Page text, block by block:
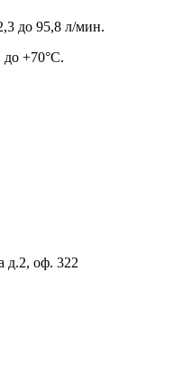
до 95,8 л/мин.
+70°С.
д.2, оф. 322